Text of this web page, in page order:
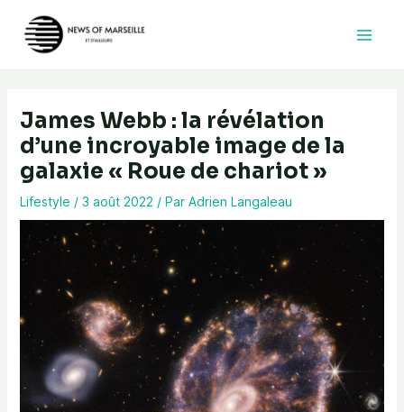
contenu
James Webb : la révélation
d’une incroyable image de la
galaxie « Roue de chariot »
Lifestyle / 3 août 2022 / Par Adrien Langaleau